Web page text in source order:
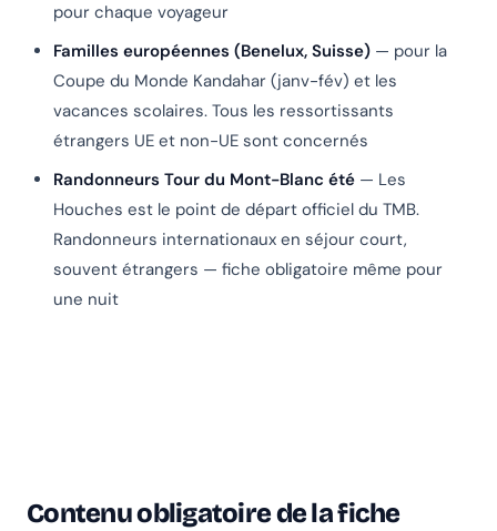
pour chaque voyageur
Familles européennes (Benelux, Suisse) — pour la
Coupe du Monde Kandahar (janv-fév) et les
vacances scolaires. Tous les ressortissants
étrangers UE et non-UE sont concernés
Randonneurs Tour du Mont-Blanc été — Les
Houches est le point de départ officiel du TMB.
Randonneurs internationaux en séjour court,
souvent étrangers — fiche obligatoire même pour
une nuit
Contenu obligatoire de la fiche